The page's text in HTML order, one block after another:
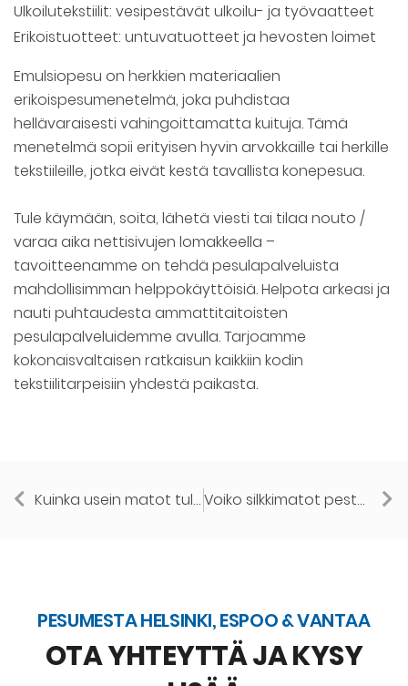
Ulkoilutekstiilit: vesipestävät ulkoilu- ja työvaatteet
Erikoistuotteet: untuvatuotteet ja hevosten loimet
Emulsiopesu on herkkien materiaalien
erikoispesumenetelmä, joka puhdistaa
hellävaraisesti vahingoittamatta kuituja. Tämä
menetelmä sopii erityisen hyvin arvokkaille tai herkille
tekstiileille, jotka eivät kestä tavallista konepesua.
Tule käymään, soita, lähetä viesti tai tilaa nouto /
varaa aika nettisivujen lomakkeella –
tavoitteenamme on tehdä pesulapalveluista
mahdollisimman helppokäyttöisiä. Helpota arkeasi ja
nauti puhtaudesta ammattitaitoisten
pesulapalveluidemme avulla. Tarjoamme
kokonaisvaltaisen ratkaisun kaikkiin kodin
tekstiilitarpeisiin yhdestä paikasta.
Kuinka usein matot tulisi pestä ammattilaisilla? Voiko silkkimatot pestä koneellisesti?
PESUMESTA HELSINKI, ESPOO & VANTAA
OTA YHTEYTTÄ JA KYSY